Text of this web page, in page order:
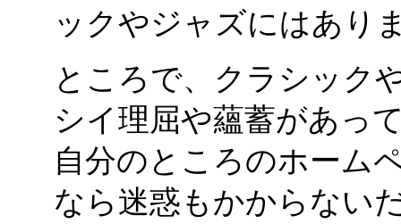
ックやジャズにはあり
ところで、クラシック
シイ理屈や蘊蓄があっ
自分のところのホーム
なら迷惑もかからない